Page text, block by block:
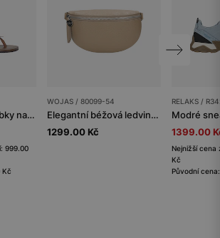
Hnědé pánské žabky na ploché podrážce
999.00
Kč
WOJAS / 80099-54
Elegantní béžová ledvinka dámská z hladké kůže
1299.00 Kč
RELAKS /
1399.00
Nejnižší cena
Kč
Původní